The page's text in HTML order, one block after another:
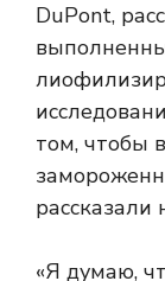
DuPont,
том, чтобы
рассказали
«Я думаю,